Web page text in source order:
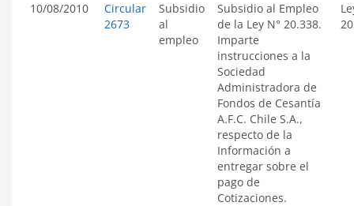
10/08/2010
Circular
2673
Subsidio
al
empleo
Subsidio al Empleo
de la Ley N° 20.338.
Imparte
instrucciones a la
Sociedad
Administradora de
Fondos de Cesantía
A.F.C. Chile S.A.,
respecto de la
Información a
entregar sobre el
pago de
Cotizaciones.